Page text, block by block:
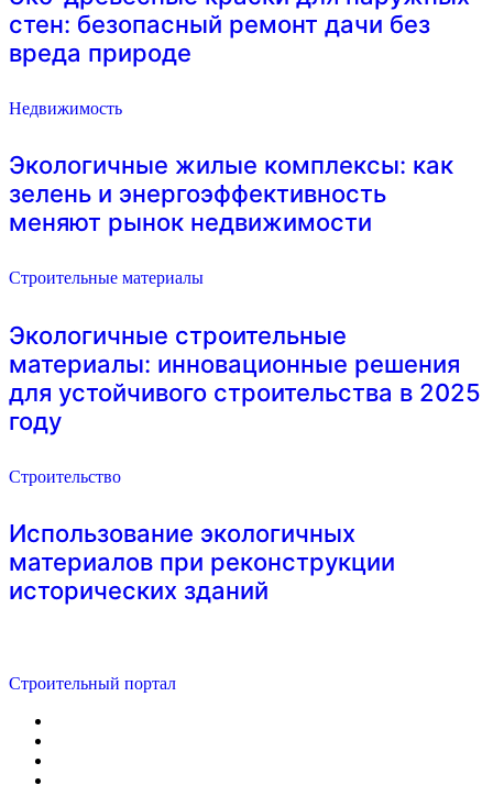
стен: безопасный ремонт дачи без
вреда природе
Недвижимость
Экологичные жилые комплексы: как
зелень и энергоэффективность
меняют рынок недвижимости
Строительные материалы
Экологичные строительные
материалы: инновационные решения
для устойчивого строительства в 2025
году
Строительство
Использование экологичных
материалов при реконструкции
исторических зданий
Строительный портал